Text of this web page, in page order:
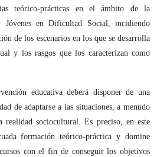
teórico-prácticas en el ámbito de la
Jóvenes en Dificultad Social, incidiendo
de los escenarios en los que se desarrolla
y los rasgos que los caracterizan como
educativa deberá disponer de una
de adaptarse a las situaciones, a menudo
realidad sociocultural. Es preciso, en este
formación teórico-práctica y domine
con el fin de conseguir los objetivos